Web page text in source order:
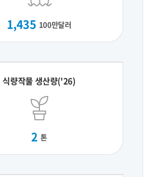
1,435 100만달러
식량작물 생산량('26)
2 톤